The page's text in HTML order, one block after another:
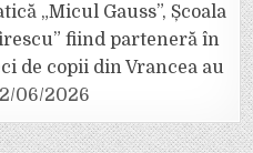
„Micul Gauss”, Școala
fiind parteneră în
de copii din Vrancea au
06/2026